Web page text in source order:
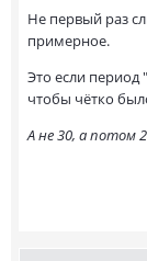
Не первый раз
примерное.
Это если период
чтобы чётко
А не 30, а потом